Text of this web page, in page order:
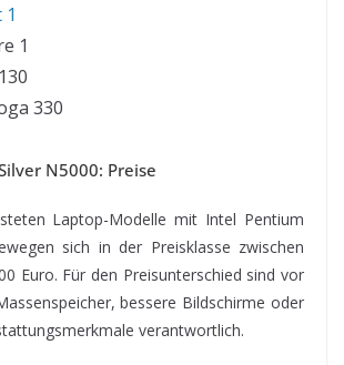
1
330
N5000: Preise
Laptop-Modelle mit Intel Pentium
sich in der Preisklasse zwischen
Euro. Für den Preisunterschied sind vor
bessere Bildschirme oder
verantwortlich.